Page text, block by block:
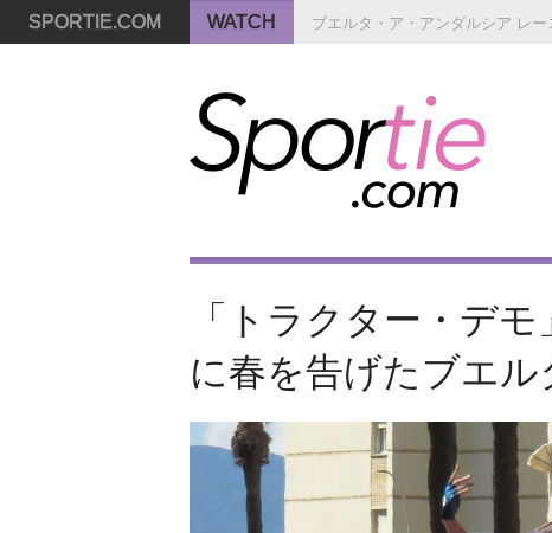
SPORTIE.COM WATCH ブエルタ・ア・アンダルシア レー
「トラクター・デ
に春を告げたブエ